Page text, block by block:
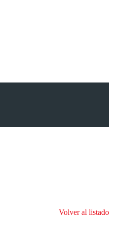
Volver al listado